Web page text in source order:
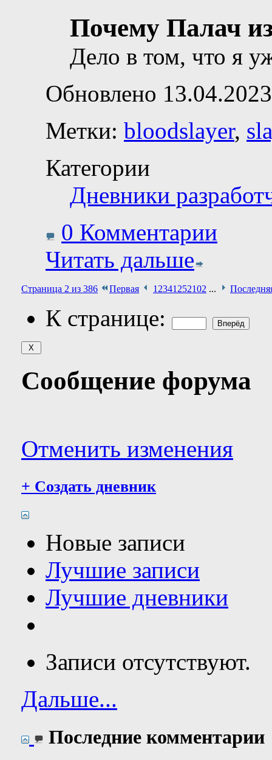
Почему Палач
Дело в том, что я
Обновлено
Метки: bloodslayer,
Категории
Дневники
0 Комментарии
Читать дальше
Страница 2 из 386 Первая 1 2341252102 ...
К странице:
Сообщение форума
Отменить изменения
+ Создать дневник
Новые записи
Лучшие записи
Лучшие дневники
Записи отсутствуют.
Дальше...
Последние комментарии